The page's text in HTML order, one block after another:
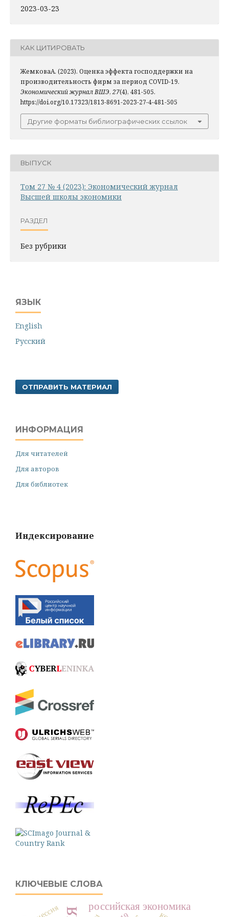
2023-03-23
КАК ЦИТИРОВАТЬ
ЖемковаА. (2023). Оценка эффекта господдержки на
производительность фирм за период COVID-19.
Экономический журнал ВШЭ, 27(4), 481-505.
https://doi.org/10.17323/1813-8691-2023-27-4-481-505
Другие форматы библиографических ссылок
ВЫПУСК
Том 27 № 4 (2023): Экономический журнал
Высшей школы экономики
РАЗДЕЛ
Без рубрики
ЯЗЫК
English
Русский
ОТПРАВИТЬ МАТЕРИАЛ
ИНФОРМАЦИЯ
Для читателей
Для авторов
Для библиотек
Индексирование
КЛЮЧЕВЫЕ СЛОВА
российская экономика